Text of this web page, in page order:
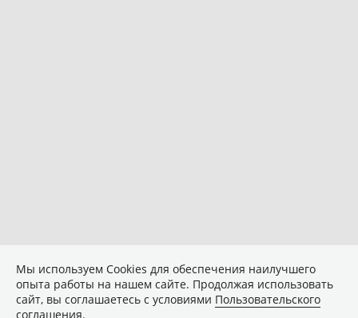
Мы используем Сookies для обеспечения наилучшего
опыта работы на нашем сайте. Продолжая использовать
сайт, вы соглашаетесь с условиями Пользовательского
соглашения.